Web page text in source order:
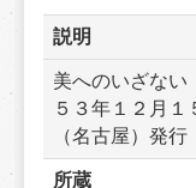
説明
美へのいざない
５３年１２月
（名古屋）発
所蔵